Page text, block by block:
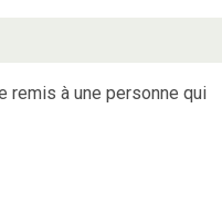
remis à une personne qui